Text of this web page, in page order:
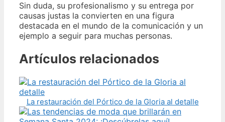
Sin duda, su profesionalismo y su entrega por
causas justas la convierten en una figura
destacada en el mundo de la comunicación y un
ejemplo a seguir para muchas personas.
Artículos relacionados
La restauración del Pórtico de la Gloria al detalle